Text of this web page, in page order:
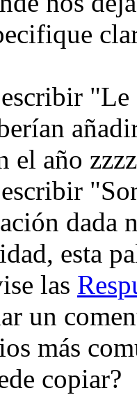
el año
dada
esta
las
un
más
copiar?